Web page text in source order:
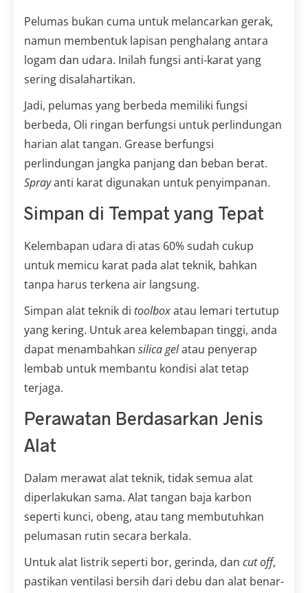
Pelumas bukan cuma untuk melancarkan gerak,
namun membentuk lapisan penghalang antara
logam dan udara. Inilah fungsi anti-karat yang
sering disalahartikan.
Jadi, pelumas yang berbeda memiliki fungsi
berbeda, Oli ringan berfungsi untuk perlindungan
harian alat tangan. Grease berfungsi
perlindungan jangka panjang dan beban berat.
Sprayanti karat digunakan untuk penyimpanan.
Simpan di Tempat yang Tepat
Kelembapan udara di atas 60% sudah cukup
untuk memicu karat pada alat teknik, bahkan
tanpa harus terkena air langsung.
Simpan alat teknik di toolboxatau lemari tertutup
yang kering. Untuk area kelembapan tinggi, anda
dapat menambahkan silica gelatau penyerap
lembab untuk membantu kondisi alat tetap
terjaga.
Perawatan Berdasarkan Jenis
Alat
Dalam merawat alat teknik, tidak semua alat
diperlakukan sama. Alat tangan baja karbon
seperti kunci, obeng, atau tang membutuhkan
pelumasan rutin secara berkala.
Untuk alat listrik seperti bor, gerinda, dan cut off,
pastikan ventilasi bersih dari debu dan alat benar-